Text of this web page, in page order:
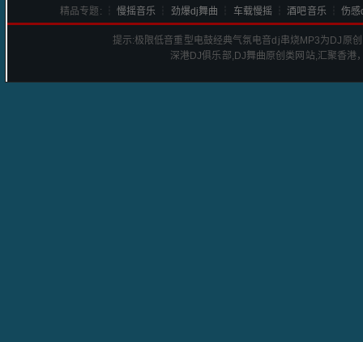
精品专题: ┆ 慢摇音乐 劲爆dj舞曲 车载慢摇 ┆酒吧音乐┆伤感
提示:极限低音重型电鼓经典气氛电音dj串烧MP3为DJ原
深港DJ俱乐部,DJ舞曲原创类网站,汇聚香港